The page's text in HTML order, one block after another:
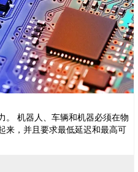
。 机器人、车辆和机器必须在物
来，并且要求最低延迟和最高可